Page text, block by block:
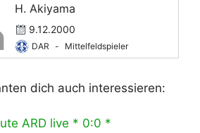
H. Akiyama
9.12.2000
DAR - Mittelfeldspieler
dich auch interessieren:
ARD live * 0:0 *